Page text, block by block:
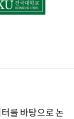
를 바탕으로 논